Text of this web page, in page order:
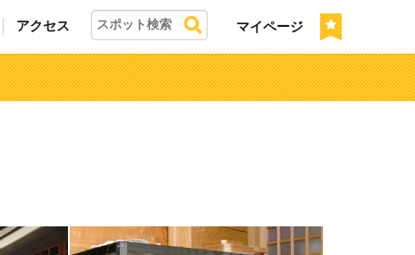
マイページ
アクセス